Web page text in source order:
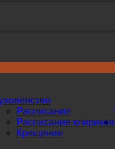
Расписание
Расписание клириков
Крещение